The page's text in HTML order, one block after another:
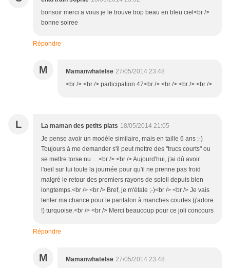
bonsoir merci a vous je le trouve trop beau en bleu ciel<br />
bonne soiree
Répondre
M Mamanwhatelse 27/05/2014 23:48
<br /> <br /> participation 47<br /> <br /> <br /> <br />
L La maman des petits plats 18/05/2014 21:05
Je pense avoir un modèle similaire, mais en taille 6 ans ;-)
Toujours à me demander s'il peut mettre des "trucs courts" ou
se mettre torse nu …<br /> <br /> Aujourd'hui, j'ai dû avoir
l'oeil sur lui toute la journée pour qu'il ne prenne pas froid
malgré le retour des premiers rayons de soleil depuis bien
longtemps.<br /> <br /> Bref, je m'étale ;-)<br /> <br /> Je vais
tenter ma chance pour le pantalon à manches courtes (j'adore
!) turquoise.<br /> <br /> Merci beaucoup pour ce joli concours
Répondre
M Mamanwhatelse 27/05/2014 23:48